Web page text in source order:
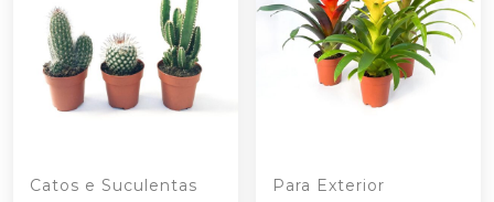
Catos e Suculentas Para Exterior